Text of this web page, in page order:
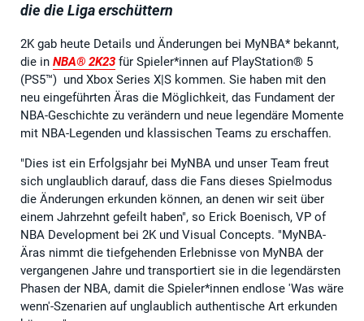
die die Liga erschüttern
2K gab heute Details und Änderungen bei MyNBA* bekannt,
die in NBA® 2K23 für Spieler*innen auf PlayStation® 5
(PS5™) und Xbox Series X|S kommen. Sie haben mit den
neu eingeführten Äras die Möglichkeit, das Fundament der
NBA-Geschichte zu verändern und neue legendäre Momente
mit NBA-Legenden und klassischen Teams zu erschaffen.
"Dies ist ein Erfolgsjahr bei MyNBA und unser Team freut
sich unglaublich darauf, dass die Fans dieses Spielmodus
die Änderungen erkunden können, an denen wir seit über
einem Jahrzehnt gefeilt haben", so Erick Boenisch, VP of
NBA Development bei 2K und Visual Concepts. "MyNBA-
Äras nimmt die tiefgehenden Erlebnisse von MyNBA der
vergangenen Jahre und transportiert sie in die legendärsten
Phasen der NBA, damit die Spieler*innen endlose 'Was wäre
wenn'-Szenarien auf unglaublich authentische Art erkunden